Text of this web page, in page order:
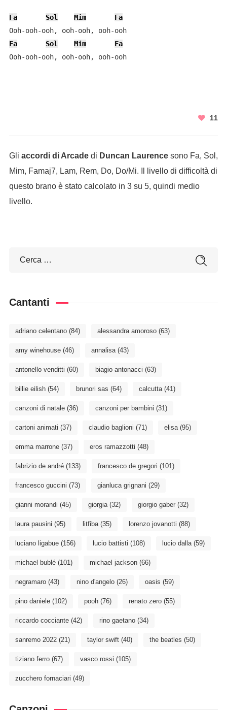
Fa Sol Mim
Fa
Ooh-ooh-ooh, ooh-ooh, ooh-ooh
Fa
Sol Mim
Fa
Ooh-ooh-ooh, ooh-ooh, ooh-ooh
11
Gli accordi di Arcadedi Duncan Laurencesono Fa, Sol,
Mim, Famaj7, Lam, Rem, Do, Do/Mi. Il livello di difficoltà di
questo brano è stato calcolato in 3 su 5, quindi medio
livello.
Cantanti
adriano celentano(84) alessandra amoroso(63)
amy winehouse(46) annalisa(43)
antonello venditti (60) biagio antonacci (63)
billie eilish(54) brunori sas (64) calcutta(41)
canzoni di natale(36) canzoni per bambini (31)
cartoni animati (37) claudio baglioni (71) elisa(95)
emma marrone(37) eros ramazzotti (48)
fabrizio de andré(133) francesco de gregori (101)
francesco guccini (73) gianluca grignani (29)
gianni morandi (45) giorgia(32) giorgio gaber(32)
laura pausini (95) litfiba(35) lorenzo jovanotti (88)
luciano ligabue(156) lucio battisti (108) lucio dalla(59)
michael bublé(101) michael jackson(66)
negramaro(43) nino d'angelo(26) oasis (59)
pino daniele(102) pooh(76) renato zero(55)
riccardo cocciante(42) rino gaetano(34)
sanremo 2022(21) taylor swift(40) the beatles (50)
tiziano ferro(67) vasco rossi (105)
zucchero fornaciari (49)